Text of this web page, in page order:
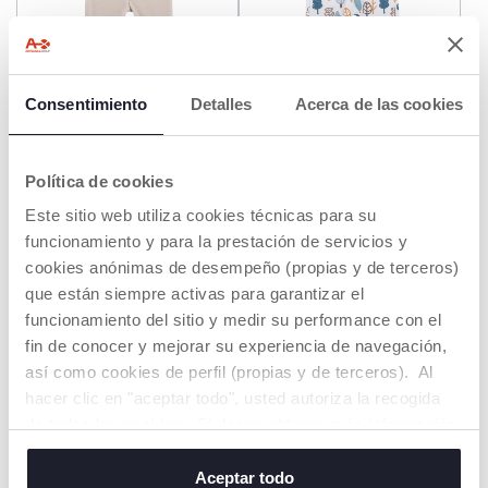
Consentimiento Detalles Acerca de las cookies
Política de cookies
Este sitio web utiliza cookies técnicas para su
funcionamiento y para la prestación de servicios y
cookies anónimas de desempeño (propias y de terceros)
que están siempre activas para garantizar el
funcionamiento del sitio y medir su performance con el
fin de conocer y mejorar su experiencia de navegación,
así como cookies de perfil (propias y de terceros). Al
hacer clic en "aceptar todo", usted autoriza la recogida
o cambiar o revocar el consentimiento de todas o
algunas cookies, haga clic en "mostrar detalles". Al
Aceptar todo
Conjunto de Camiseta con
Conejito y Zorro y
AÑADIR
Conjunto de Sudadera Azul
con Oso y Pantalones con
AÑADIR
3=-60% HASTA -60%